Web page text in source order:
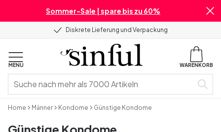
Sommer-Sale | spare bis zu 60%
Diskrete Lieferung und Verpackung
MENU WARENKORB
Home Männer Kondome Günstige Kondome
Günstige Kondome